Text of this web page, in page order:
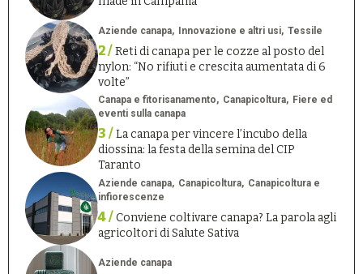
Aziende canapa Innovazione e altri usi Tessile
2 /Reti di canapa per le cozze al posto del
nylon: “No rifiuti e crescita aumentata di 6
volte”
Canapa e fitorisanamento Canapicoltura
Fiere ed
eventi sulla canapa
3 /La canapa per vincere l’incubo della
diossina: la festa della semina del CIP
Taranto
Aziende canapa Canapicoltura
Canapicoltura e
infiorescenze
4 /Conviene coltivare canapa? La parola agli
agricoltori di Salute Sativa
Aziende canapa